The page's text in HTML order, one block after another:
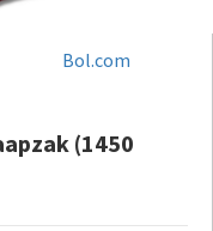
Bol.com
(1450